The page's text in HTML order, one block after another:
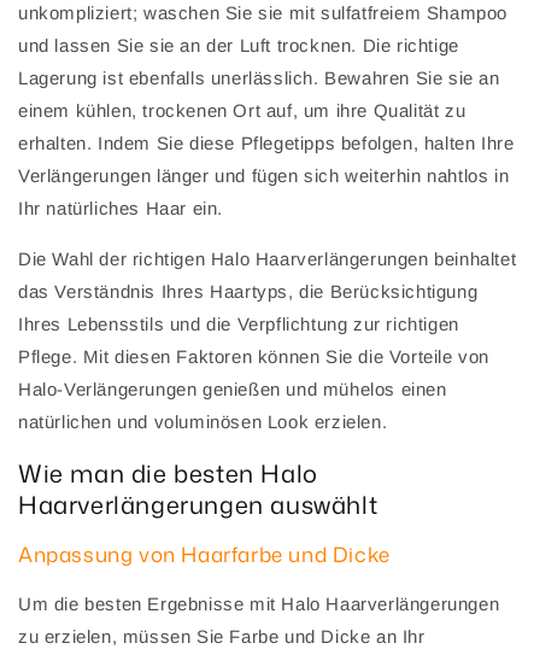
unkompliziert; waschen Sie sie mit sulfatfreiem Shampoo
und lassen Sie sie an der Luft trocknen. Die richtige
Lagerung ist ebenfalls unerlässlich. Bewahren Sie sie an
einem kühlen, trockenen Ort auf, um ihre Qualität zu
erhalten. Indem Sie diese Pflegetipps befolgen, halten Ihre
Verlängerungen länger und fügen sich weiterhin nahtlos in
Ihr natürliches Haar ein.
Die Wahl der richtigen Halo Haarverlängerungen beinhaltet
das Verständnis Ihres Haartyps, die Berücksichtigung
Ihres Lebensstils und die Verpflichtung zur richtigen
Pflege. Mit diesen Faktoren können Sie die Vorteile von
Halo-Verlängerungen genießen und mühelos einen
natürlichen und voluminösen Look erzielen.
Wie man die besten Halo
Haarverlängerungen auswählt
Anpassung von Haarfarbe und Dicke
Um die besten Ergebnisse mit Halo Haarverlängerungen
zu erzielen, müssen Sie Farbe und Dicke an Ihr